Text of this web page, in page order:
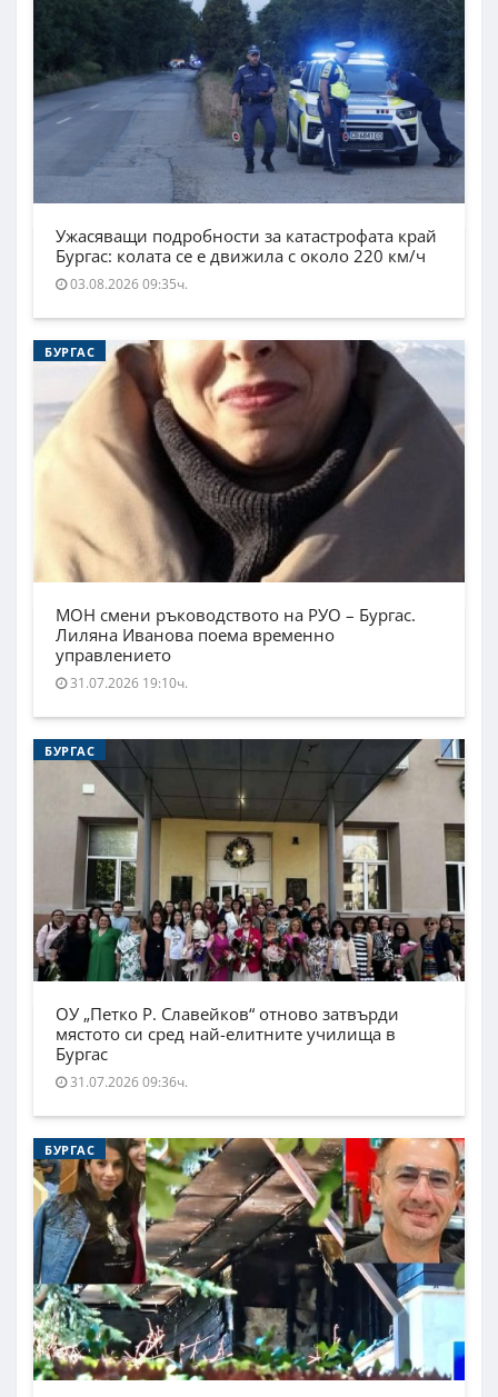
Ужасяващи подробности за катастрофата край
Бургас: колата се е движила с около 220 км/ч
03.08.2026 09:35ч.
БУРГАС
МОН смени ръководството на РУО – Бургас.
Лиляна Иванова поема временно
управлението
31.07.2026 19:10ч.
БУРГАС
ОУ „Петко Р. Славейков“ отново затвърди
мястото си сред най-елитните училища в
Бургас
31.07.2026 09:36ч.
БУРГАС